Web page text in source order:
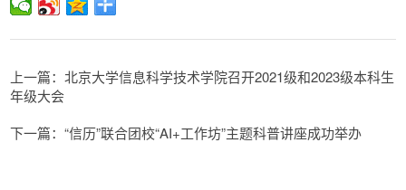
上一篇：北京大学信息科学技术学院召开2021级和2023级本科生
年级大会
下一篇：“信历”联合团校“AI+工作坊”主题科普讲座成功举办